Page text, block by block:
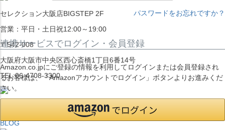
セレクション大阪店BIGSTEP 2F
営業：平日・土日祝12:00～19:00
〒542-008
大阪府大阪市中央区西心斎橋1丁目6番14号
TEL:06-4708-3300
MAP
BLOG
パスワードをお忘れですか？
連携サービスでログイン・会員登録
Amazon.co.jpにご登録の情報を利用してログインまたは会員登録され
るお客様は、「Amazonアカウントでログイン」ボタンよりお進みくだ
さい。